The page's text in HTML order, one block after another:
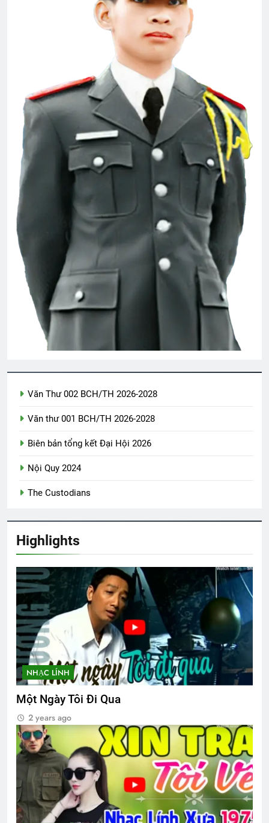
Văn Thư 002 BCH/TH 2026-2028
Văn thư 001 BCH/TH 2026-2028
Biên bản tổng kết Đại Hội 2026
Nội Quy 2024
The Custodians
Highlights
NHẠC LÍNH
Một Ngày Tôi Đi Qua
2 years ago